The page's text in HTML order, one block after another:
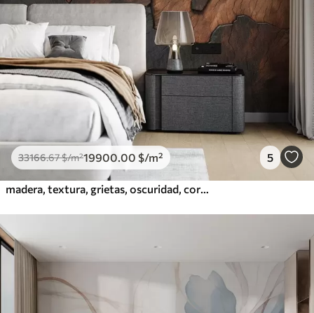
33166.67$/m²19900 .00 $/m² 5